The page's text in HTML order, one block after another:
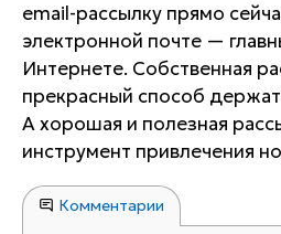
email-рассылку прямо
электронной почте —
Интернете. Собственная
прекрасный способ
А хорошая и полезная
инструмент привлечения
Комментарии